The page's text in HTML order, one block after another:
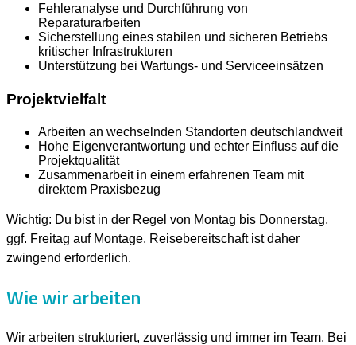
Fehleranalyse und Durchführung von
Reparaturarbeiten
Sicherstellung eines stabilen und sicheren Betriebs
kritischer Infrastrukturen
Unterstützung bei Wartungs- und Serviceeinsätzen
Projektvielfalt
Arbeiten an wechselnden Standorten deutschlandweit
Hohe Eigenverantwortung und echter Einfluss auf die
Projektqualität
Zusammenarbeit in einem erfahrenen Team mit
direktem Praxisbezug
Wichtig: Du bist in der Regel von Montag bis Donnerstag,
ggf. Freitag auf Montage. Reisebereitschaft ist daher
zwingend erforderlich.
Wie wir arbeiten
Wir arbeiten strukturiert, zuverlässig und immer im Team. Bei